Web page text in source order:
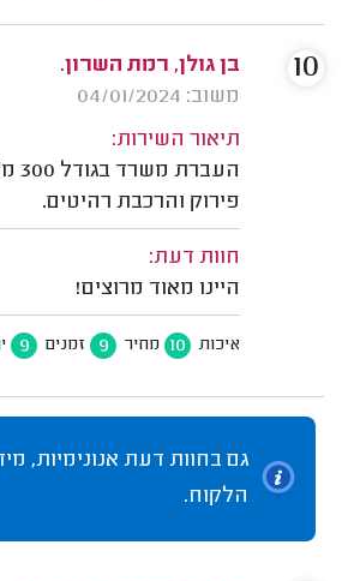
בן גולן, רמת השרון.
משוב: 04/01/2024
תיאור השירות:
פירוק והרכבת רהיטים.
חוות דעת:
היינו מאוד מרוצים!
איכות 10 מחיר 9 זמנים 9
10
גם בחוות דעת אנונימיות,
הלקוח.